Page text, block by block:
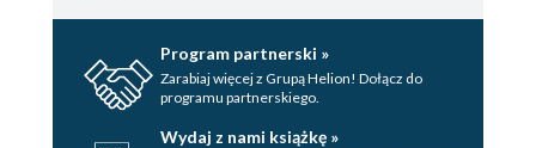
Program partnerski »
Zarabiaj więcej z Grupą Helion! Dołącz do
programu partnerskiego.
Wydaj z nami książkę »